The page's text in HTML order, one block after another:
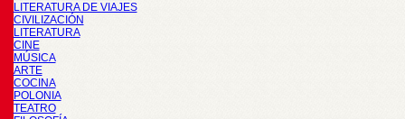
LITERATURA DE VIAJES
CIVILIZACIÓN
LITERATURA
CINE
MÚSICA
ARTE
COCINA
POLONIA
TEATRO